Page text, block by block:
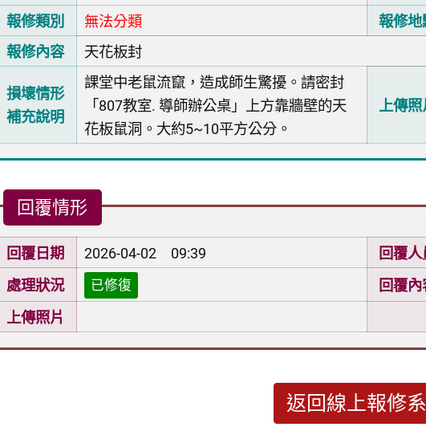
報修類別
無法分類
報修地
報修內容
天花板封
損壞情形
補充說明
課堂中老鼠流竄，造成師生驚擾。請密封
「807教室. 導師辦公桌」上方靠牆壁的天
花板鼠洞。大約5~10平方公分。
上傳照
回覆情形
回覆日期 2026-04-02 09:39
回覆人
處理狀況
已修復
回覆內
上傳照片
返回線上報修